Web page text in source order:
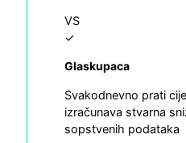
VS
✓
Glaskupaca
Svakodnevno prati
izračunava stvarna
sopstvenih podataka